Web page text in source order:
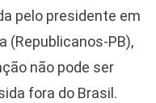
pelo presidente em
(Republicanos-PB),
não pode ser
fora do Brasil.